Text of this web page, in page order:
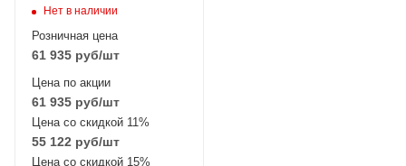
Нет в наличии
Розничная цена
61 935 руб/шт
Цена по акции
61 935 руб/шт
Цена со скидкой 11%
55 122 руб/шт
Цена со скидкой 15%